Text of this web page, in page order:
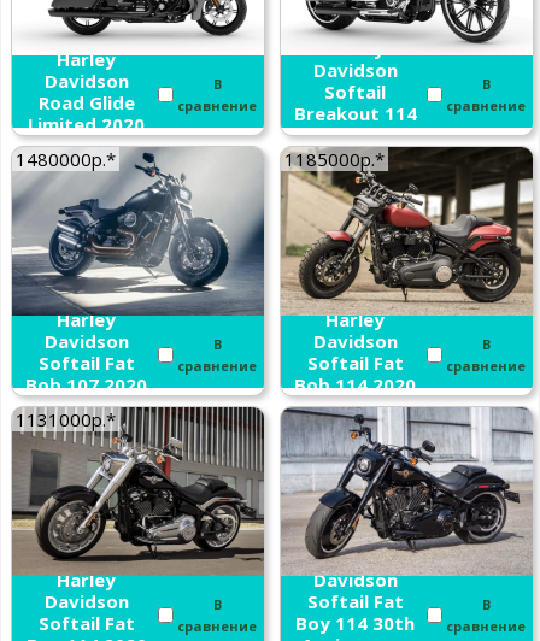
Harley
Davidson
Road Glide
Limited 2020
В
сравнение
Harley
Davidson
Softail
Breakout 114
2020
В
сравнение
1480000р.*
Harley
Davidson
Softail Fat
Bob 107 2020
В
сравнение
1185000р.*
Harley
Davidson
Softail Fat
Bob 114 2020
В
сравнение
1131000р.*
Harley
Davidson
Softail Fat
В
сравнение
Harley
Davidson
Softail Fat
Boy 114 30th
В
сравнение